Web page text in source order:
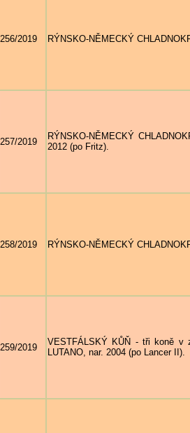
256/2019 RÝNSKO-NĚMECKÝ
257/2019
RÝNSKO-NĚMECKÝ
2012 (po Fritz).
258/2019 RÝNSKO-NĚMECKÝ
259/2019
VESTFÁLSKÝ KŮŇ - tři koně v
LUTANO, nar. 2004 (po Lancer II).